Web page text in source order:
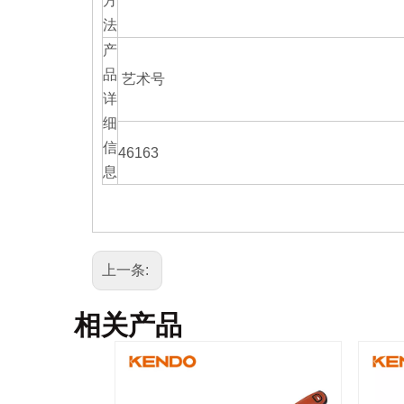
法
产
品
详
细
信
息
艺术号
46163
上一条:
相关产品